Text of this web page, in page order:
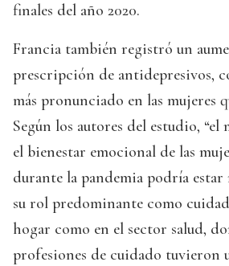
finales del año 2020.
Francia también registró un
prescripción de antidepresivos,
más pronunciado en las mujeres
Según los autores del estudio,
el bienestar emocional de las
durante la pandemia podría
su rol predominante como
hogar como en el sector salud,
profesiones de cuidado tuvieron